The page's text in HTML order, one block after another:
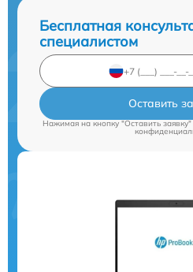
Бесплатная
специалистом
Оставить
Нажимая на кнопку "Оставить